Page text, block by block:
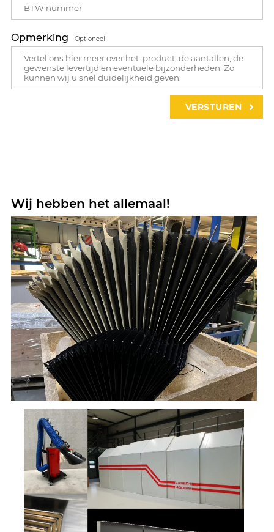
Opmerking Optioneel
Wij hebben het allemaal!